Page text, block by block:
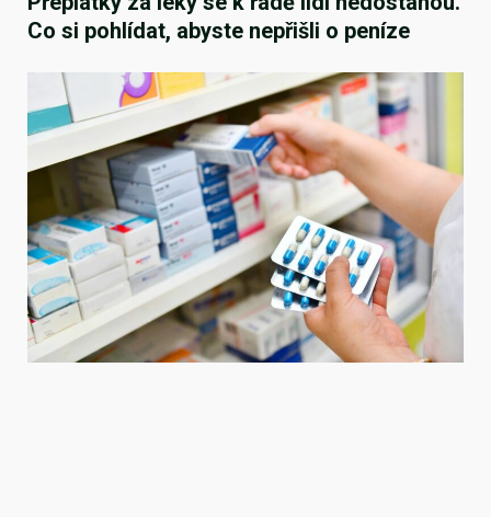
Co si pohlídat, abyste nepřišli o peníze